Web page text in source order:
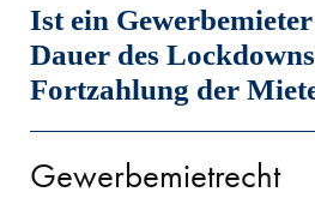
Ist ein
Dauer des
Fortzahlung der
Gewerbemietrecht